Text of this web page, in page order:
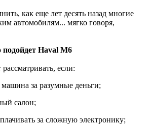
как еще лет десять назад многие
автомобилям... мягко говоря,
подойдет Haval M6
если:
за разумные деньги;
салон;
за сложную электронику;